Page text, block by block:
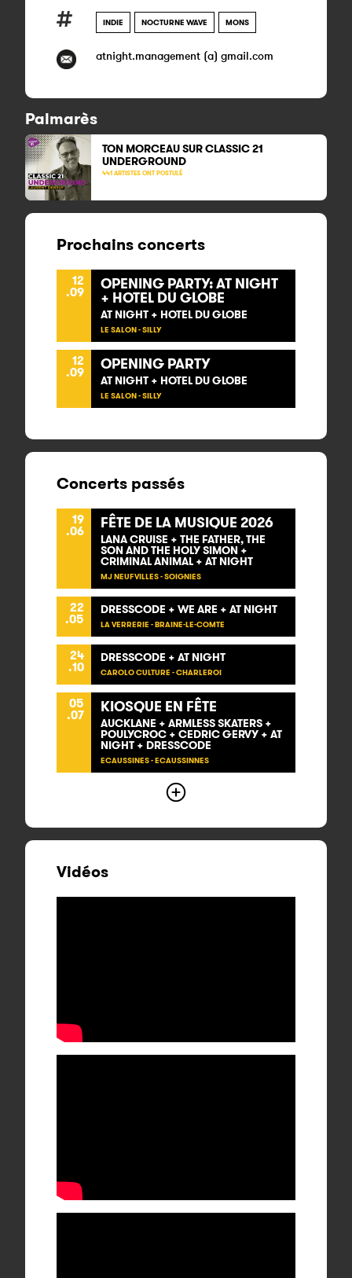
INDIE NOCTURNE WAVE MONS
atnight.management (a) gmail.com
Palmarès
TON MORCEAU SUR CLASSIC 21
UNDERGROUND
441 ARTISTES ONT POSTULÉ
Prochains concerts
12
.09 OPENING PARTY: AT NIGHT
+ HOTEL DU GLOBE
AT NIGHT + HOTEL DU GLOBE
LE SALON - SILLY
12
.09 OPENING PARTY
AT NIGHT + HOTEL DU GLOBE
LE SALON - SILLY
Concerts passés
19
.06 FÊTE DE LA MUSIQUE 2026
LANA CRUISE + THE FATHER, THE
SON AND THE HOLY SIMON +
CRIMINAL ANIMAL + AT NIGHT
MJ NEUFVILLES - SOIGNIES
22
.05
DRESSCODE + WE ARE + AT NIGHT
LA VERRERIE - BRAINE-LE-COMTE
24
.10
DRESSCODE + AT NIGHT
CAROLO CULTURE - CHARLEROI
05
.07 KIOSQUE EN FÊTE
AUCKLANE + ARMLESS SKATERS +
POULYCROC + CEDRIC GERVY + AT
NIGHT + DRESSCODE
ECAUSSINES - ECAUSSINNES
Vidéos